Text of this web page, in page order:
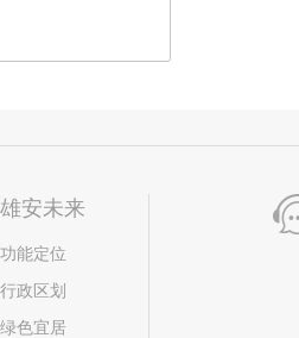
雄安未来
功能定位
行政区划
绿色宜居